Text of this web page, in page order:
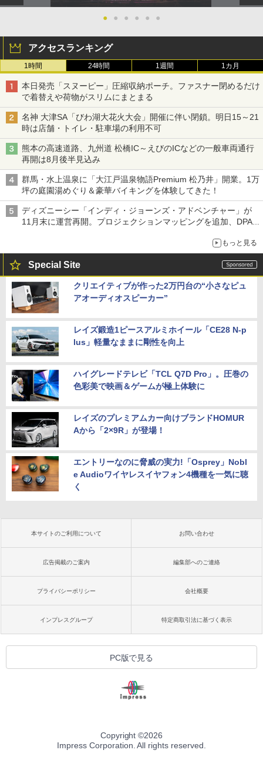
● ● ● ● ● ●
アクセスランキング
1時間 24時間 1週間 1カ月
本日発売「スヌーピー」圧縮収納ポーチ。ファスナー閉めるだけ
で着替えや荷物がスリムにまとまる
名神 大津SA「びわ湖大花火大会」開催に伴い閉鎖。明日15～21
時は店舗・トイレ・駐車場の利用不可
熊本の高速道路、九州道 松橋IC～えびのICなどの一般車両通行
再開は8月後半見込み
群馬・水上温泉に「大江戸温泉物語Premium 松乃井」開業。1万
坪の庭園湯めぐり＆豪華バイキングを体験してきた！
ディズニーシー「インディ・ジョーンズ・アドベンチャー」が
11月末に運営再開。プロジェクションマッピングを追加、DPA
もっと見る
Special Site
クリエイティブが作った2万円台の“小さなピュ
アオーディオスピーカー”
レイズ鍛造1ピースアルミホイール「CE28 N-p
lus」軽量なままに剛性を向上
ハイグレードテレビ「TCL Q7D Pro」。圧巻の
色彩美で映画＆ゲームが極上体験に
レイズのプレミアムカー向けブランドHOMUR
Aから「2×9R」が登場！
エントリーなのに脅威の実力!「Osprey」Nobl
e Audioワイヤレスイヤフォン4機種を一気に聴
く
本サイトのご利用について お問い合わせ
広告掲載のご案内 編集部へのご連絡
プライバシーポリシー 会社概要
インプレスグループ 特定商取引法に基づく表示
PC版で見る
Copyright ©2026
Impress Corporation. All rights reserved.